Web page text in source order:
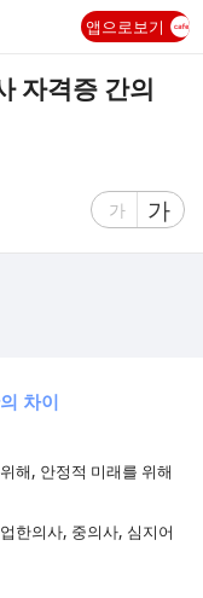
앱으로보기
자격증 간의
글
가
글
자
가
차이
해, 안정적 미래를 위해
한의사, 중의사, 심지어